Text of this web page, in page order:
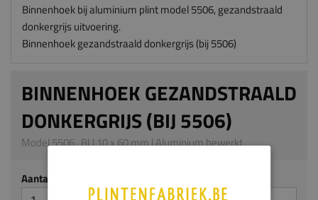
Binnenhoek bij aluminium plint model 5506, gezandstraald
donkergrijs uitvoering.
Binnenhoek gezandstraald donkergrijs (bij 5506)
BINNENHOEK GEZANDSTRAALD
DONKERGRIJS (BIJ 5506)
Model 5506_BI | 10 x 60 mm | Aluminium bewerkt
Aantal stuks